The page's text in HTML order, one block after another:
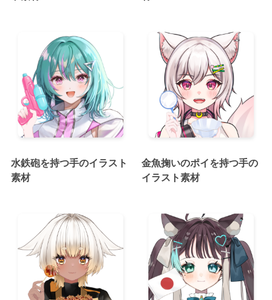
水鉄砲を持つ手のイラスト
素材
金魚掬いのポイを持つ手の
イラスト素材